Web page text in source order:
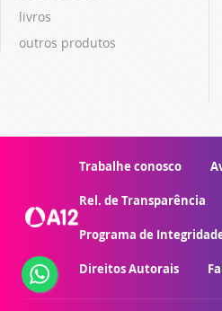
livros
outros produtos
Trabalhe conosco
Rel. de Transparência
Programa de
Direitos Autorais